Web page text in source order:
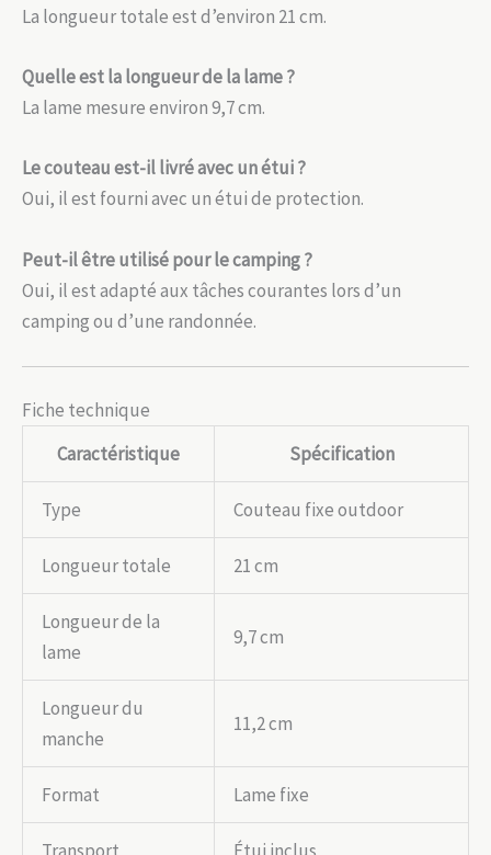
La longueur totale est d’environ 21 cm.
Quelle est la longueur de la lame ?
La lame mesure environ 9,7 cm.
Le couteau est-il livré avec un étui ?
Oui, il est fourni avec un étui de protection.
Peut-il être utilisé pour le camping ?
Oui, il est adapté aux tâches courantes lors d’un
camping ou d’une randonnée.
Fiche technique
Caractéristique
Spécification
Type Couteau fixe outdoor
Longueur totale 21 cm
Longueur de la
lame
9,7 cm
Longueur du
manche
11,2 cm
Format Lame fixe